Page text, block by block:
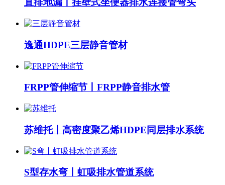
直排地漏丨挂壁式坐便器排水连接管弯头
逸通HDPE三层静音管材
FRPP管伸缩节丨FRPP静音排水管
苏维托丨高密度聚乙烯HDPE同层排水系统
S型存水弯丨虹吸排水管道系统